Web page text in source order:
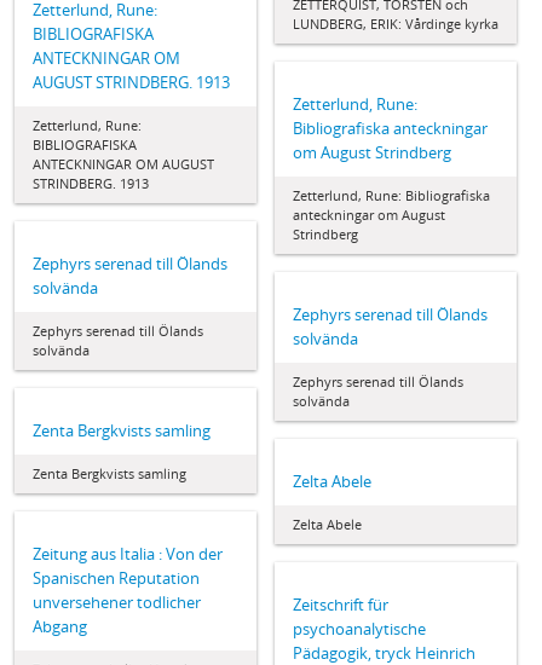
ZETTERQUIST, TORSTEN och
LUNDBERG, ERIK: Vårdinge kyrka
Zetterlund, Rune:
BIBLIOGRAFISKA
ANTECKNINGAR OM
AUGUST STRINDBERG. 1913
Zetterlund, Rune:
BIBLIOGRAFISKA
ANTECKNINGAR OM AUGUST
STRINDBERG. 1913
Zetterlund, Rune:
Bibliografiska anteckningar
om August Strindberg
Zetterlund, Rune: Bibliografiska
anteckningar om August
Strindberg
Zephyrs serenad till Ölands
solvända
Zephyrs serenad till Ölands
solvända
Zephyrs serenad till Ölands
solvända
Zephyrs serenad till Ölands
solvända
Zenta Bergkvists samling
Zenta Bergkvists samling Zelta Abele
Zelta Abele
Zeitung aus Italia : Von der
Spanischen Reputation
unversehener todlicher
Abgang
Zeitschrift für
psychoanalytische
Pädagogik, tryck Heinrich